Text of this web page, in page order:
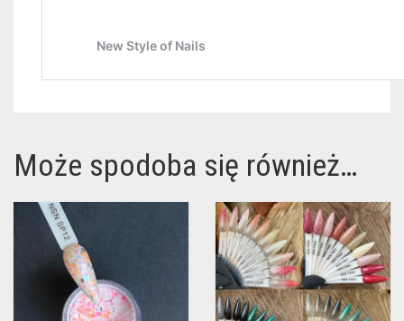
Może spodoba się również…